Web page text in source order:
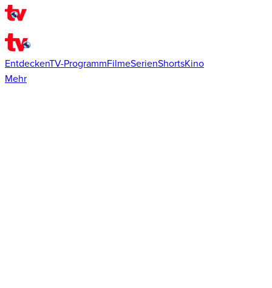
EntdeckenTV-ProgrammFilmeSerienShortsKino
Mehr